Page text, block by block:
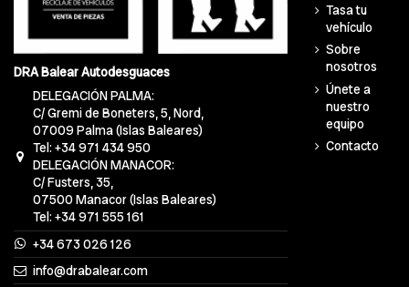
DRA Balear Autodesguaces
DELEGACIÓN PALMA:
C/ Gremi de Boneters, 5, Nord,
07009 Palma (Islas Baleares)
Tel: +34 971 434 950
DELEGACIÓN MANACOR:
C/ Fusters, 35,
07500 Manacor (Islas Baleares)
Tel: +34 971 555 161
+34 673 026 126
info@drabalear.com
Tasa tu
vehículo
Sobre
nosotros
Únete a
nuestro
equipo
Contacto